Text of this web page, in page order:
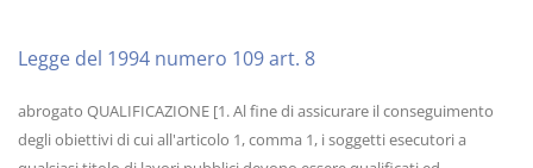
Legge del 1994 numero 109 art. 8
abrogato QUALIFICAZIONE [1. Al fine di assicurare il conseguimento
degli obiettivi di cui all'articolo 1, comma 1, i soggetti esecutori a